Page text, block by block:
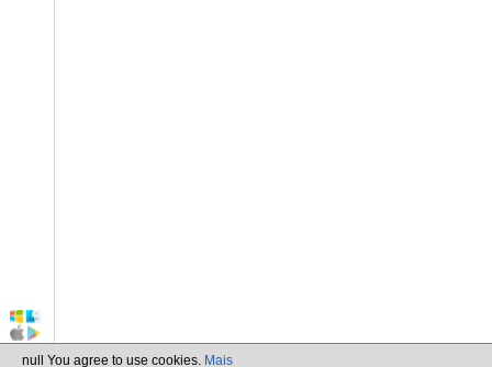
null You agree to use cookies. Mais